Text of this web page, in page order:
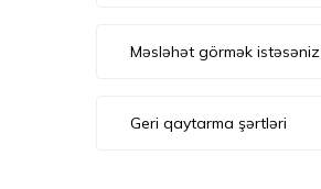
Məsləhət görmək istəsəniz
Geri qaytarma şərtləri